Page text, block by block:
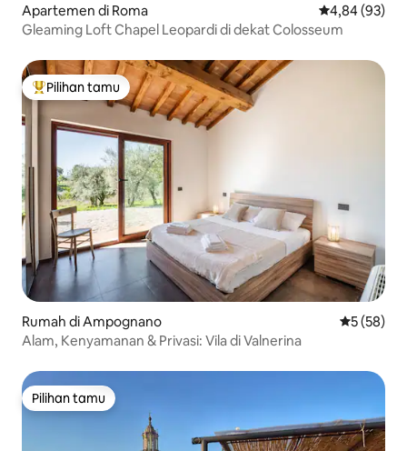
Apartemen di Roma Nilai rata-rata
4,84 (93)
Gleaming Loft Chapel Leopardi di dekat Colosseum
Pilihan tamu terpopuler
Pilihan tamu
Rumah di Ampognano Nilai rata-
5 (58)
Alam, Kenyamanan & Privasi: Vila di Valnerina
Pilihan tamu
Pilihan tamu